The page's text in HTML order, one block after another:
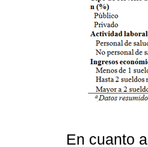
En cuanto